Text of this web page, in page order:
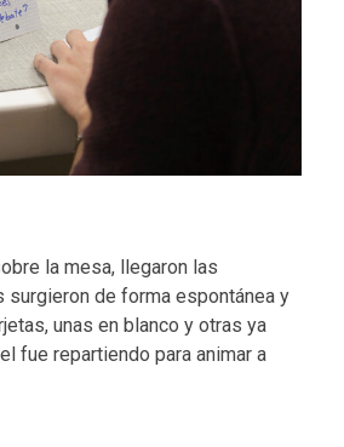
la mesa, llegaron las
surgieron de forma espontánea y
unas en blanco y otras ya
fue repartiendo para animar a